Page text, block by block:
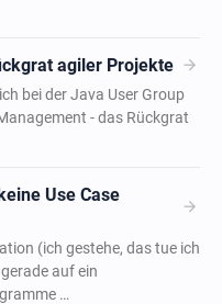
agiler Projekte arrow_forward
bei der Java User Group
- das Rückgrat
Use Case
arrow_forward
(ich gestehe, das tue ich
auf ein
…